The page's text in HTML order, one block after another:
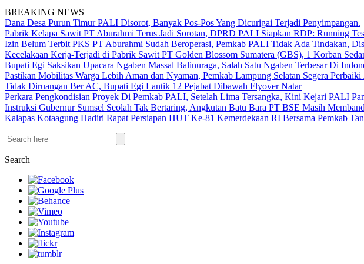
BREAKING NEWS
Dana Desa Purun Timur PALI Disorot, Banyak Pos-Pos Yang Dicurigai Terjadi Penyimpangan.
Pabrik Kelapa Sawit PT Aburahmi Terus Jadi Sorotan, DPRD PALI Siapkan RDP: Running
Izin Belum Terbit PKS PT Aburahmi Sudah Beroperasi, Pemkab PALI Tidak Ada Tindakan,
Kecelakaan Kerja-Terjadi di Pabrik Sawit PT Golden Blossom Sumatera (GBS), 1 Korban
Bupati Egi Saksikan Upacara Ngaben Massal Balinuraga, Salah Satu Ngaben Terbesar Di
Pastikan Mobilitas Warga Lebih Aman dan Nyaman, Pemkab Lampung Selatan Segera
Tidak Diruangan Ber AC, Bupati Egi Lantik 12 Pejabat Dibawah Flyover Natar
Perkara Pengkondisian Proyek Di Pemkab PALI, Setelah Lima Tersangka, Kini Kejari PALI
Instruksi Gubernur Sumsel Seolah Tak Bertaring, Angkutan Batu Bara PT BSE Masih
Kalapas Kotaagung Hadiri Rapat Persiapan HUT Ke-81 Kemerdekaan RI Bersama Pemkab
Search